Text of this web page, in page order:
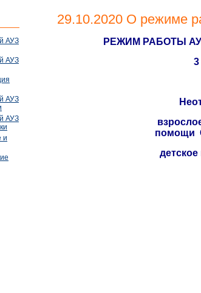
АУЗ
АУЗ
АУЗ
АУЗ
и
29.10.2020 О режиме
РЕЖИМ РАБОТЫ
3
помощи